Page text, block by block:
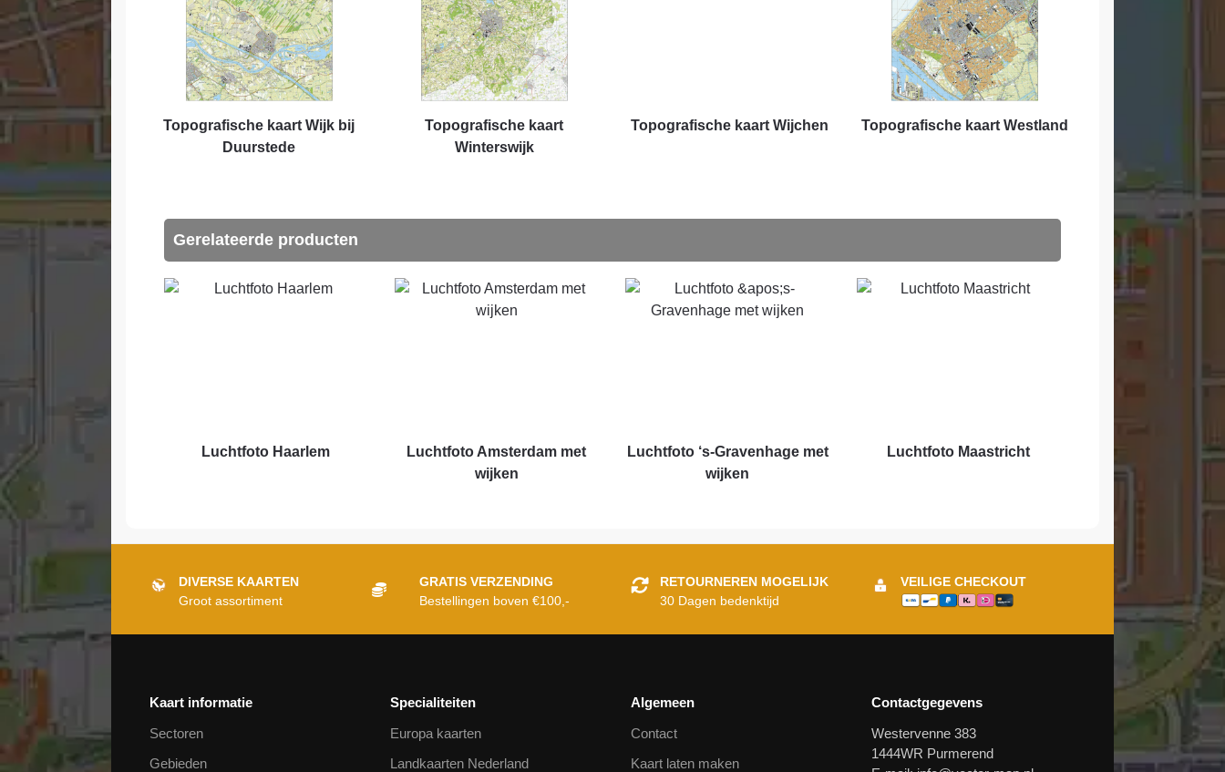
Topografische kaart Wijk bij
Duurstede
Topografische kaart
Winterswijk
Topografische kaart Wijchen Topografische kaart Westland
Gerelateerde producten
Luchtfoto Haarlem
Luchtfoto Amsterdam met
wijken
Luchtfoto ‘s-Gravenhage met
wijken
Luchtfoto Maastricht
DIVERSE KAARTEN
Groot assortiment
GRATIS VERZENDING
Bestellingen boven €100,-
RETOURNEREN MOGELIJK
30 Dagen bedenktijd
VEILIGE CHECKOUT
Kaart informatie
Sectoren
Gebieden
Specialiteiten
Europa kaarten
Landkaarten Nederland
Algemeen
Contact
Kaart laten maken
Contactgegevens
Westervenne 383
1444WR Purmerend